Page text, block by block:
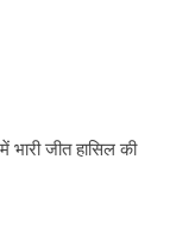
भारी जीत हासिल की